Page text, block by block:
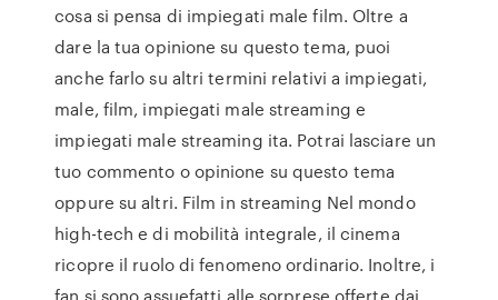
cosa si pensa di impiegati male film. Oltre a
dare la tua opinione su questo tema, puoi
anche farlo su altri termini relativi a impiegati,
male, film, impiegati male streaming e
impiegati male streaming ita. Potrai lasciare un
tuo commento o opinione su questo tema
oppure su altri. Film in streaming Nel mondo
high-tech e di mobilità integrale, il cinema
ricopre il ruolo di fenomeno ordinario. Inoltre, i
fan si sono assuefatti alle sorprese offerte dai